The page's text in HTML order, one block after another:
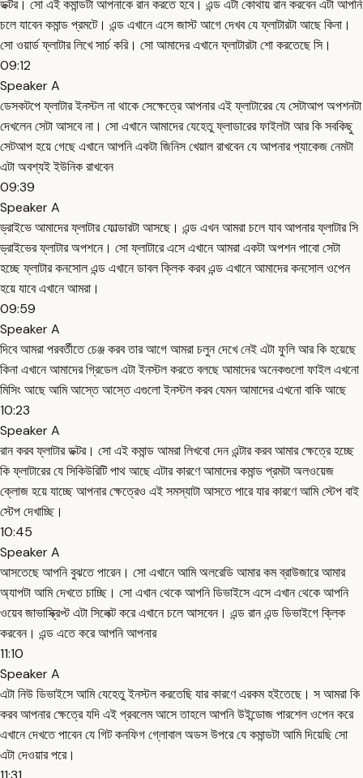
ডক্টর। সো এই কমান্ডটা আপনাকে রান করতে হবে। এন্ড এটা কোথায় রান করবেন এটা আপনি
চলে যাবেন কমান্ড প্রমটে। এন্ড এখানে এসে জাস্ট আগে দেখব যে ফ্লাটারটা আছে কিনা।
সো ওয়ার্ড ফ্লাটার লিখে সার্চ করি। সো আমাদের এখানে ফ্লাটারটা শো করতেছে সি।
09:12
Speaker A
ডেসকটপে ফ্লাটার ইনস্টল না থাকে সেক্ষেত্রে আপনার এই ফ্লাটারের যে সেটাআপ অপশনটা
দেখলেন সেটা আসবে না। সো এখানে আমাদের যেহেতু ফ্লাডারের ফাইলটা আর কি সবকিছু
সেটআপ হয়ে গেছে এখানে আপনি একটা জিনিস খেয়াল রাখবেন যে আপনার প্যাকেজ নেমটা
এটা অবশ্যই ইউনিক রাখবেন
09:39
Speaker A
ড্রাইভে আমাদের ফ্লাটার ফোল্ডারটা আসছে। এন্ড এখন আমরা চলে যাব আপনার ফ্লাটার সি
ড্রাইভের ফ্লাটার অপশনে। সো ফ্লাটারে এসে এখানে আমরা একটা অপশন পাবো সেটা
হচ্ছে ফ্লাটার কনসোল এন্ড এখানে ডাবল ক্লিক করব এন্ড এখানে আমাদের কনসোল ওপেন
হয়ে যাবে এখানে আমরা।
09:59
Speaker A
দিবে আমরা পরবর্তীতে চেঞ্জ করব তার আগে আমরা চলুন দেখে নেই এটা ফুলি আর কি হয়েছে
কিনা এখানে আমাদের গ্রিডেল এটা ইনস্টল করতে বলছে আমাদের অনেকগুলো ফাইল এখনো
মিসিং আছে আমি আস্তে আস্তে এগুলো ইনস্টল করব যেমন আমাদের এখনো বাকি আছে
10:23
Speaker A
রান করব ফ্লাটার ডক্টর। সো এই কমান্ড আমরা লিখবো দেন এন্টার করব আমার ক্ষেত্রে হচ্ছে
কি ফ্লাটারের যে সিকিউরিটি পাথ আছে এটার কারণে আমাদের কমান্ড প্রমটা অলওয়েজ
ক্লোজ হয়ে যাচ্ছে আপনার ক্ষেত্রেও এই সমস্যাটা আসতে পারে যার কারণে আমি স্টেপ বাই
স্টেপ দেখাচ্ছি।
10:45
Speaker A
আসতেছে আপনি বুঝতে পারেন। সো এখানে আমি অলরেডি আমার কম ব্রাউজারে আমার
অ্যাপটা আমি দেখতে চাচ্ছি। সো এখান থেকে আপনি ডিভাইসে এসে এখান থেকে আপনি
ওয়েব জাভাস্ক্রিপ্ট এটা সিলেক্ট করে এখানে চলে আসবেন। এন্ড রান এন্ড ডিভাইগে ক্লিক
করবেন। এন্ড এতে করে আপনি আপনার
11:10
Speaker A
এটা নিউ ডিভাইসে আমি যেহেতু ইনস্টল করতেছি যার কারণে এরকম হইতেছে। স আমরা কি
করব আপনার ক্ষেত্রে যদি এই প্রবলেম আসে তাহলে আপনি উইন্ডোজ পারশেল ওপেন করে
এখানে দেখতে পাবেন যে গিট কনফিগ গ্লোবাল অডস উপরে যে কমান্ডটা আমি দিয়েছি সো
এটা দেওয়ার পরে।